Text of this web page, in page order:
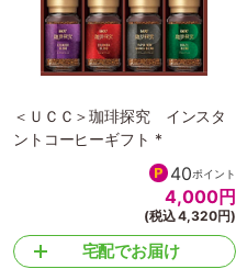
＜ＵＣＣ＞珈琲探究 インスタ
ントコーヒーギフト *
40ポイント
4,000円
(税込 4,320円)
宅配でお届け